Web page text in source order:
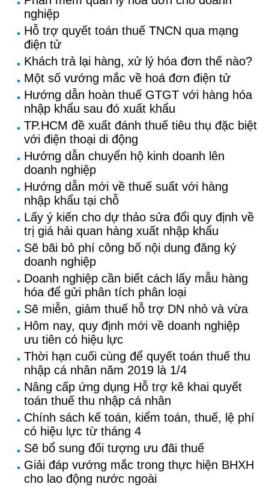
nghiệp
Hỗ trợ quyết toán thuế TNCN qua mạng
điện tử
Khách trả lại hàng, xử lý hóa đơn thế nào?
Một số vướng mắc về hoá đơn điện tử
Hướng dẫn hoàn thuế GTGT với hàng hóa
nhập khẩu sau đó xuất khẩu
TP.HCM đề xuất đánh thuế tiêu thụ đặc biệt
với điện thoại di động
Hướng dẫn chuyển hộ kinh doanh lên
doanh nghiệp
Hướng dẫn mới về thuế suất với hàng
nhập khẩu tại chỗ
Lấy ý kiến cho dự thảo sửa đổi quy định về
trị giá hải quan hàng xuất nhập khẩu
Sẽ bãi bỏ phí công bố nội dung đăng ký
doanh nghiệp
Doanh nghiệp cần biết cách lấy mẫu hàng
hóa để gửi phân tích phân loại
Sẽ miễn, giảm thuế hỗ trợ DN nhỏ và vừa
Hôm nay, quy định mới về doanh nghiệp
ưu tiên có hiệu lực
Thời hạn cuối cùng để quyết toán thuế thu
nhập cá nhân năm 2019 là 1/4
Nâng cấp ứng dụng Hỗ trợ kê khai quyết
toán thuế thu nhập cá nhân
Chính sách kế toán, kiểm toán, thuế, lệ phí
có hiệu lực từ tháng 4
Sẽ bổ sung đối tượng ưu đãi thuế
Giải đáp vướng mắc trong thực hiện BHXH
cho lao động nước ngoài